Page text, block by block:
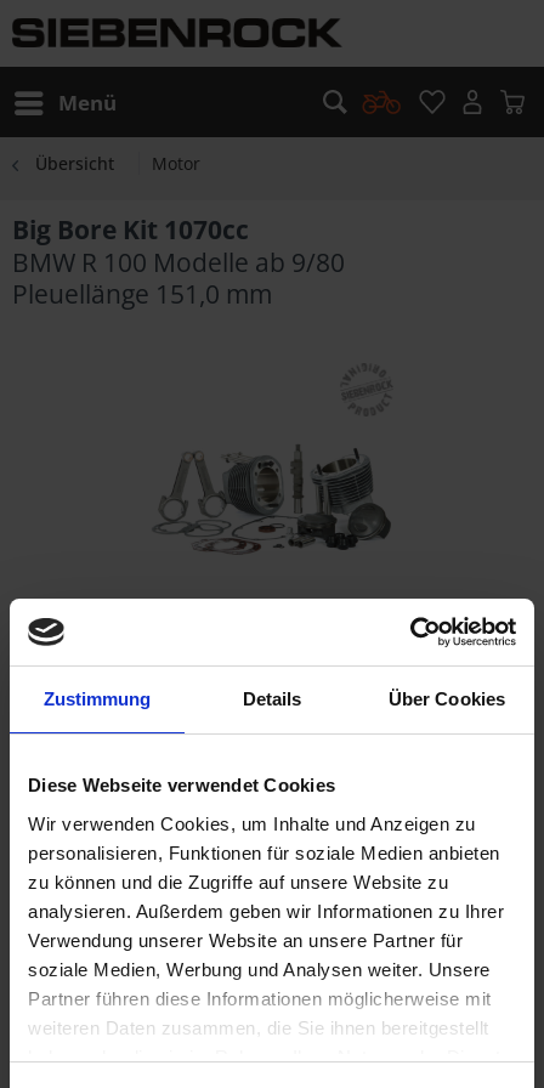
Zustimmung Details Über Cookies
Diese Webseite verwendet Cookies
Wir verwenden Cookies, um Inhalte und Anzeigen zu
personalisieren, Funktionen für soziale Medien anbieten
zu können und die Zugriffe auf unsere Website zu
analysieren. Außerdem geben wir Informationen zu Ihrer
Verwendung unserer Website an unsere Partner für
soziale Medien, Werbung und Analysen weiter. Unsere
Partner führen diese Informationen möglicherweise mit
weiteren Daten zusammen, die Sie ihnen bereitgestellt
haben oder die sie im Rahmen Ihrer Nutzung der Dienste
Menü
Übersicht Motor
Big Bore Kit 1070cc
BMW R 100 Modelle ab 9/80
Pleuellänge 151,0 mm
lieferbar ist.
Ich habe dieDatenschutzbestimmungenzur Kenntnis
genommen.
2.595,00 €
inkl. ges. USt.,zzgl. Versandkosten
Merken Bewerten
Artikel Nr.: 1101100